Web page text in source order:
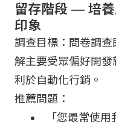
留存階段 — 培
印象
調查目標：問卷調
解主要受眾偏好開
利於自動化行銷。
推薦問題：
「您最常使